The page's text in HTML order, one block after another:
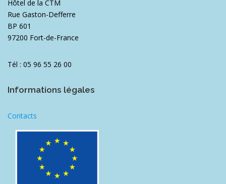
s
Hôtel de la CTM
Rue Gaston-Defferre
BP 601
97200 Fort-de-France
Tél : 05 96 55 26 00
Informations légales
Contacts